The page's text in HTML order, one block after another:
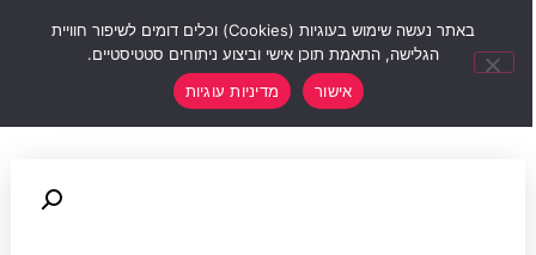
באתר נעשה שימוש בעוגיות (Cookies) וכלים דומים לשיפור חוויית
הגלישה, התאמת תוכן אישי וביצוע ניתוחים סטטיסטיים.
אישור
מדיניות עוגיות